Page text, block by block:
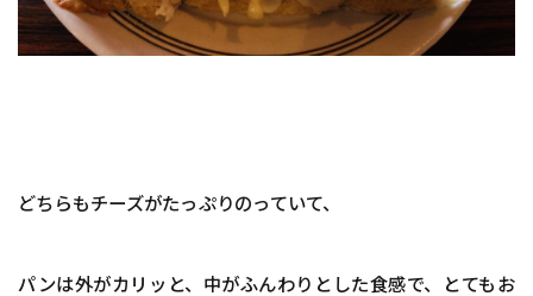
どちらもチーズがたっぷりのっていて、
パンは外がカリッと、中がふんわりとした食感で、とてもお